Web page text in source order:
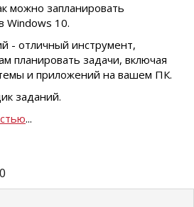
можно запланировать
Windows 10.
- отличный инструмент,
планировать задачи, включая
и приложений на вашем ПК.
заданий.
...
0